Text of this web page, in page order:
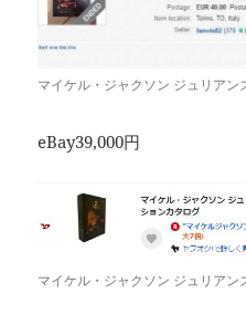
マイケル・ジャクソン ジュリア
eBay39,000円
マイケル・ジャクソン ジュリア